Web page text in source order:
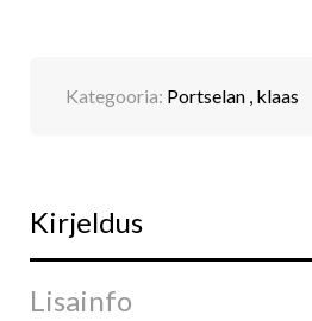
Kategooria: Portselan , klaas
Kirjeldus
Lisainfo